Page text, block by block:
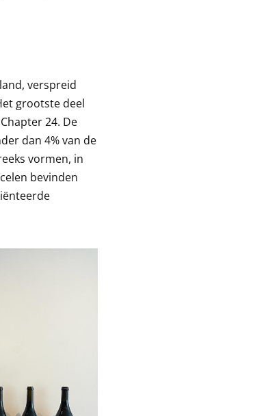
verspreid
grootste deel
24. De
dan 4% van de
vormen, in
bevinden